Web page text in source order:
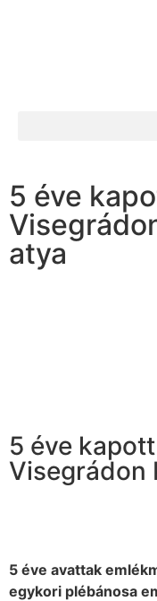
5 éve
atya
5 éve
Visegrádon
5 éve avattak
egykori plébánosa